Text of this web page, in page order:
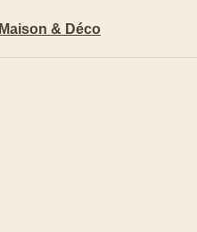
Maison & Déco